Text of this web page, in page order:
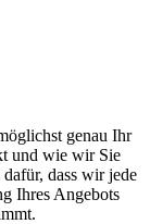
genau Ihr
und wie wir Sie
dass wir jede
Ihres Angebots